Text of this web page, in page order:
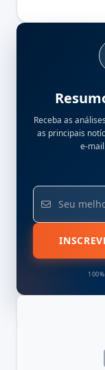
Receba as
as principais
e-